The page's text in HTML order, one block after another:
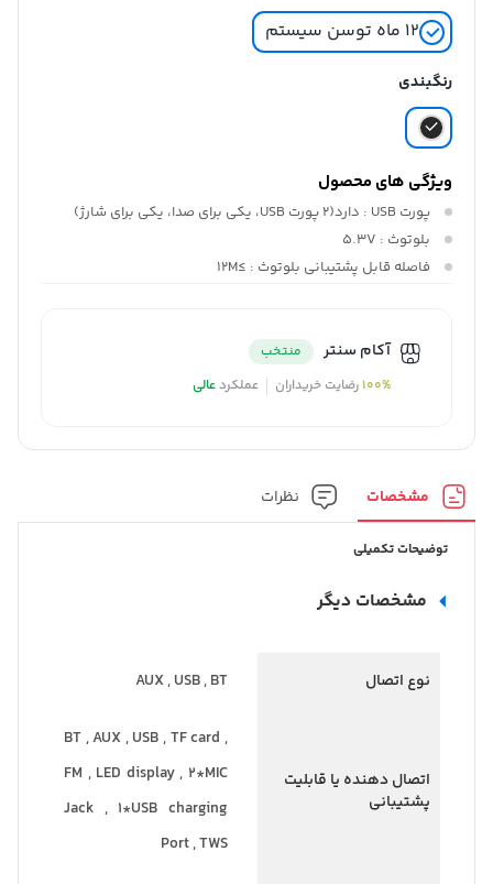
۱۲ ماه توسن سیستم
رنگبندی
ویژگی های محصول
پورت USB :
دارد(۲ پورت USB، یکی برای صدا، یکی برای شارژ)
بلوتوث : 5.3V
فاصله قابل پشتیبانی بلوتوث : ≥12M
آکام سنتر
منتخب
100%رضایت خریداران عملکردعالی
مشخصات نظرات
توضیحات تکمیلی
مشخصات دیگر
نوع اتصال AUX , USB , BT
اتصال دهنده یا قابلیت
پشتیبانی
BT , AUX , USB , TF card ,
FM , LED display , 2*MIC
Jack , 1*USB charging
Port , TWS